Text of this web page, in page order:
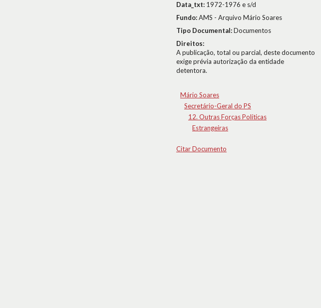
Data_txt: 1972-1976 e s/d
Fundo:AMS - Arquivo Mário Soares
Tipo Documental:Documentos
Direitos:
A publicação, total ou parcial, deste documento
exige prévia autorização da entidade
detentora.
Mário Soares
Secretário-Geral do PS
12. Outras Forças Políticas
Estrangeiras
Citar Documento